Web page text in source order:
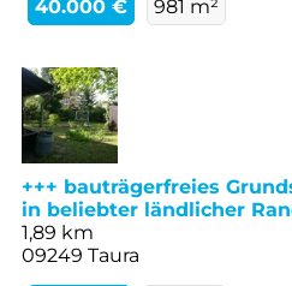
40.000 € 981 m²
+++ bauträgerfreies
in beliebter ländlicher
1,89 km
09249 Taura